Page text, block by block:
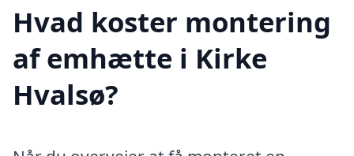
Hvad koster montering
af emhætte i Kirke
Hvalsø?